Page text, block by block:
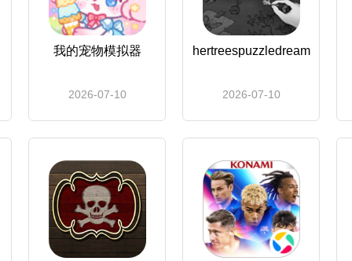
我的宠物模拟器
2026-07-10
hertreespuzzledream
2026-07-10